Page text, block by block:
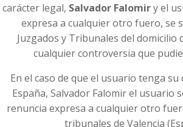
carácter legal, Salvador Falomiry el
expresa a cualquier otro fuero, se
Juzgados y Tribunales del domicilio
cualquier controversia que
En el caso de que el usuario tenga
España, Salvador Falomir el usuario
renuncia expresa a cualquier otro
tribunales de Valencia